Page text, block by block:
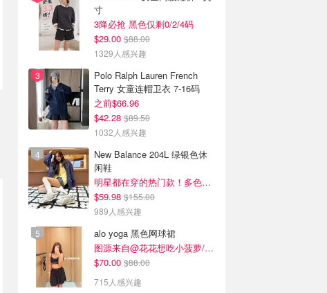
寸
3降必抢 黑色仅剩0/2/4码
$29.00 $88.00
1329人感兴趣
Polo Ralph Lauren French
Terry 女童连帽卫衣 7-16码
之前$66.96
$42.28 $89.50
1032人感兴趣
New Balance 204L 绿银色休
闲鞋
明星都在穿的热门款！多色可选 3.8折
$59.98 $155.00
989人感兴趣
alo yoga 黑色网球裙
图源来自@花花想吃小菠萝/xhs
$70.00 $88.00
715人感兴趣